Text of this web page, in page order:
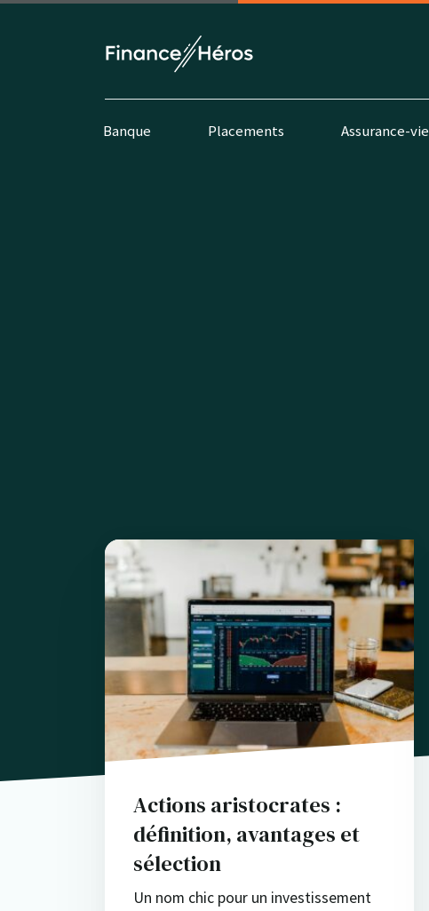
Banque Placements Assurance-vie
Actions aristocrates :
définition, avantages et
sélection
Un nom chic pour un investissement